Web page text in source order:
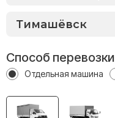
Способ перевозки
Отдельная машина